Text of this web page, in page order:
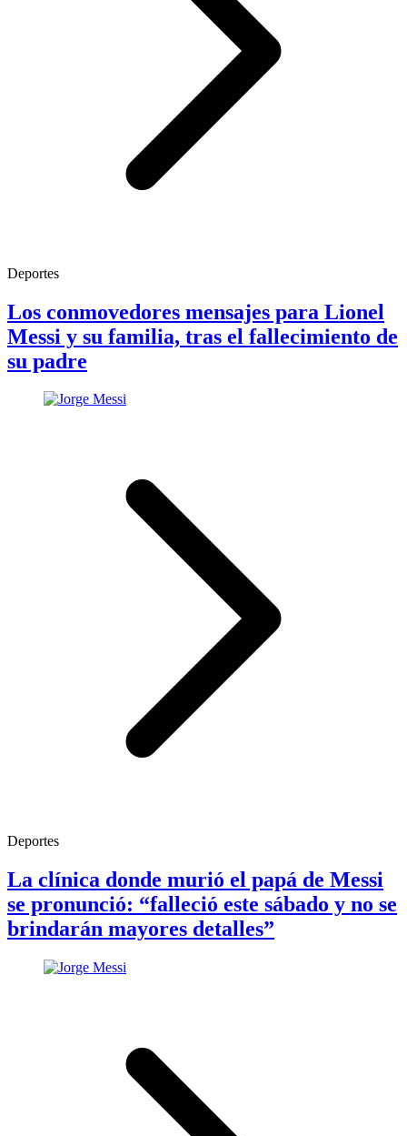
Deportes
Los conmovedores mensajes para Lionel
Messi y su familia, tras el fallecimiento de
su padre
Deportes
La clínica donde murió el papá de Messi
se pronunció: “falleció este sábado y no se
brindarán mayores detalles”